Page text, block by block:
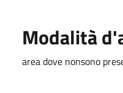
Modalità
area dove nonsono